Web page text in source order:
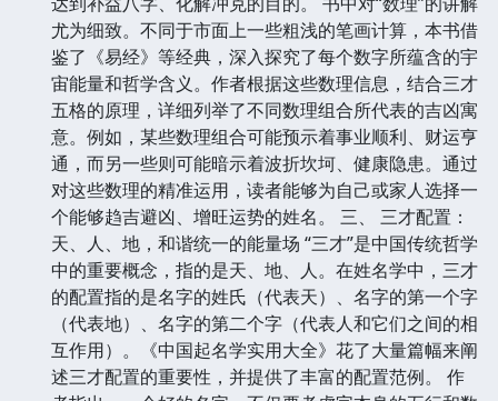
尤为细致。不同于市面上一些粗浅的笔画计算，本书借
鉴了《易经》等经典，深入探究了每个数字所蕴含的宇
宙能量和哲学含义。作者根据这些数理信息，结合三才
五格的原理，详细列举了不同数理组合所代表的吉凶寓
意。例如，某些数理组合可能预示着事业顺利、财运亨
通，而另一些则可能暗示着波折坎坷、健康隐患。通过
对这些数理的精准运用，读者能够为自己或家人选择一
个能够趋吉避凶、增旺运势的姓名。 三、 三才配置：
天、人、地，和谐统一的能量场 “三才”是中国传统哲学
中的重要概念，指的是天、地、人。在姓名学中，三才
的配置指的是名字的姓氏（代表天）、名字的第一个字
（代表地）、名字的第二个字（代表人和它们之间的相
互作用）。《中国起名学实用大全》花了大量篇幅来阐
述三才配置的重要性，并提供了丰富的配置范例。 作